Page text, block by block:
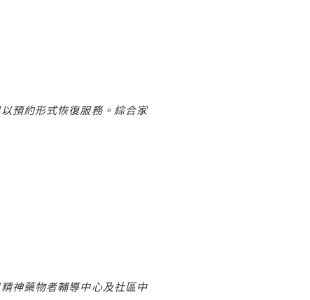
預約形式恢復服務。綜合家
神藥物者輔導中心及社區中